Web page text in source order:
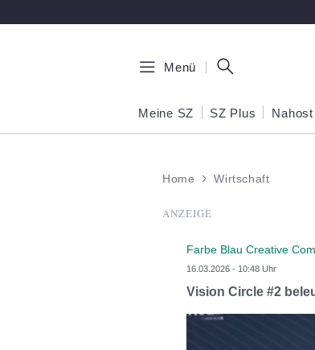
Menü
Meine SZ SZ Plus Nahost
Home Wirtschaft
ANZEIGE
Farbe Blau Creative
16.03.2026 - 10:48 Uhr
Vision Circle #2